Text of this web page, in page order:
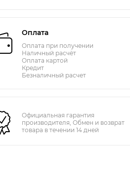
Оплата
Оплата при получении
Наличный расчёт
Оплата картой
Кредит
Безналичный расчет
Официальная гарантия
производителя, Обмен и возврат
товара в течении 14 дней